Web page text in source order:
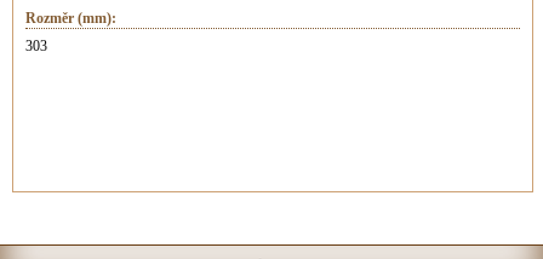
Rozměr (mm):
303